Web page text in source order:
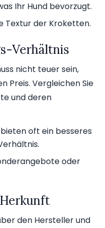
Ihr Hund bevorzugt.
Textur der Kroketten.
Verhältnis
nicht teuer sein,
Preis. Vergleichen Sie
und deren
oft ein besseres
oder
den Hersteller und